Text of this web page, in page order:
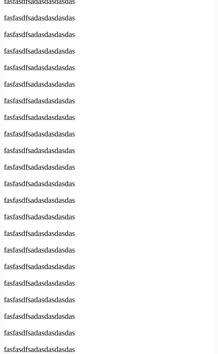
fasfasdfsadasdasdasdas
fasfasdfsadasdasdasdas
fasfasdfsadasdasdasdas
fasfasdfsadasdasdasdas
fasfasdfsadasdasdasdas
fasfasdfsadasdasdasdas
fasfasdfsadasdasdasdas
fasfasdfsadasdasdasdas
fasfasdfsadasdasdasdas
fasfasdfsadasdasdasdas
fasfasdfsadasdasdasdas
fasfasdfsadasdasdasdas
fasfasdfsadasdasdasdas
fasfasdfsadasdasdasdas
fasfasdfsadasdasdasdas
fasfasdfsadasdasdasdas
fasfasdfsadasdasdasdas
fasfasdfsadasdasdasdas
fasfasdfsadasdasdasdas
fasfasdfsadasdasdasdas
fasfasdfsadasdasdasdas